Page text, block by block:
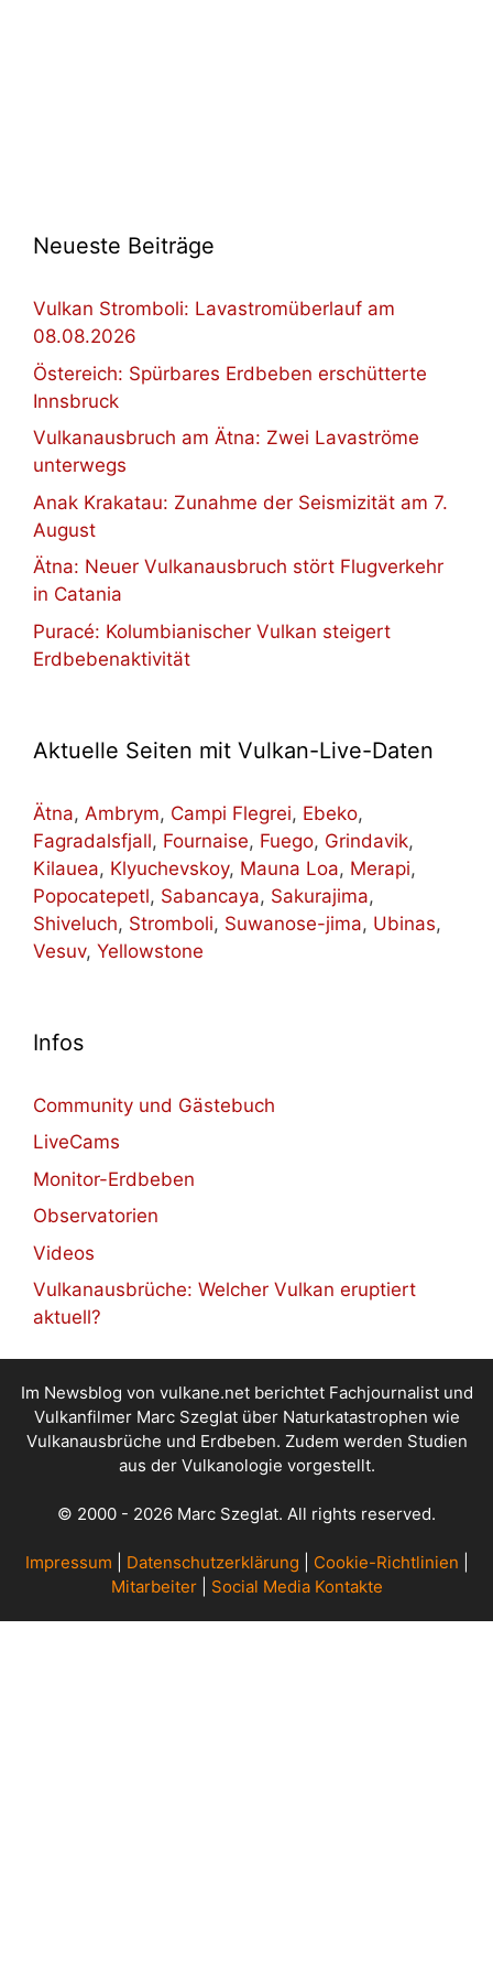
Neueste Beiträge
Vulkan Stromboli: Lavastromüberlauf am
08.08.2026
Östereich: Spürbares Erdbeben erschütterte
Innsbruck
Vulkanausbruch am Ätna: Zwei Lavaströme
unterwegs
Anak Krakatau: Zunahme der Seismizität am 7.
August
Ätna: Neuer Vulkanausbruch stört Flugverkehr
in Catania
Puracé: Kolumbianischer Vulkan steigert
Erdbebenaktivität
Aktuelle Seiten mit Vulkan-Live-Daten
Ätna, Ambrym, Campi Flegrei, Ebeko,
Fagradalsfjall, Fournaise, Fuego, Grindavik,
Kilauea, Klyuchevskoy, Mauna Loa, Merapi,
Popocatepetl, Sabancaya, Sakurajima,
Shiveluch, Stromboli, Suwanose-jima, Ubinas,
Vesuv, Yellowstone
Infos
Community und Gästebuch
LiveCams
Monitor-Erdbeben
Observatorien
Videos
Vulkanausbrüche: Welcher Vulkan eruptiert
aktuell?
Im Newsblog von vulkane.net berichtet Fachjournalist und
Vulkanfilmer Marc Szeglat über Naturkatastrophen wie
Vulkanausbrüche und Erdbeben. Zudem werden Studien
aus der Vulkanologie vorgestellt.
© 2000 - 2026 Marc Szeglat. All rights reserved.
Impressum Datenschutzerklärung Cookie-Richtlinien
Mitarbeiter| Social Media Kontakte